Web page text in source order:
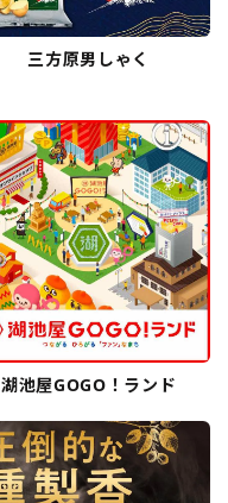
三方原男しゃく
湖池屋GOGO！ランド